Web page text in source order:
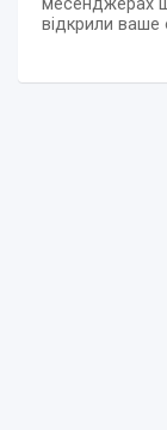
месенджерах
відкрили ваше